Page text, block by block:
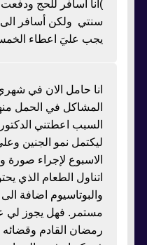
)أنا أسافر للحج
سنتي ولكن أسافر
يجب عليَ اعطاء
انا حامل الان في
المشاكل في الحمل
ليكتمل نمو الجنين
الاسبوع لإجراء
اتناول الطعام الذي
والبوتاسيوم اضافة
مستمر. فهل يجوز لي
رمضان القادم وقضائه